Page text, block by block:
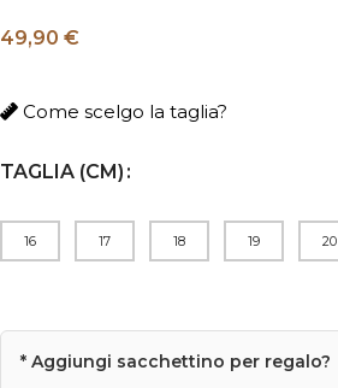
49,90 €
Come scelgo la taglia?
TAGLIA (CM)
16 17 18 19 20
* Aggiungi sacchettino per regalo?